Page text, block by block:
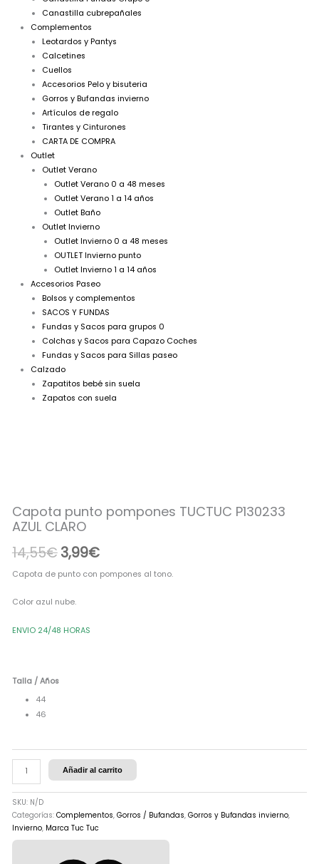
Canastilla cubrepañales
Complementos
Leotardos y Pantys
Calcetines
Cuellos
Accesorios Pelo y bisuteria
Gorros y Bufandas invierno
Artículos de regalo
Tirantes y Cinturones
CARTA DE COMPRA
Outlet
Outlet Verano
Outlet Verano 0 a 48 meses
Outlet Verano 1 a 14 años
Outlet Baño
Outlet Invierno
Outlet Invierno 0 a 48 meses
OUTLET Invierno punto
Outlet Invierno 1 a 14 años
Accesorios Paseo
Bolsos y complementos
SACOS Y FUNDAS
Fundas y Sacos para grupos 0
Colchas y Sacos para Capazo Coches
Fundas y Sacos para Sillas paseo
Calzado
Zapatitos bebé sin suela
Zapatos con suela
Capota punto pompones TUCTUC P130233
AZUL CLARO
14,55€
precio
original
era:
14,55€.
3,99€
precio
es:
3,99€.
Capota de punto con pompones al tono.
Color azul nube.
ENVIO 24/48 HORAS
Talla / Años
44
46
pompones
TUCTUC
AZUL
cantidad
Añadir al carrito
SKU: N/D
Categorías: Complementos Gorros / Bufandas Gorros y Bufandas invierno,
Invierno, Marca Tuc Tuc